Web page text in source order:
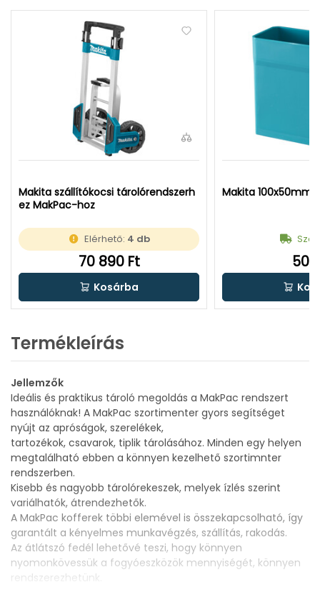
Makita szállítókocsi tárolórendszerh
ez MakPac-hoz
Elérhető: 4 db
70 890 Ft
Kosárba
Makita 100x50mm
Termékleírás
Jellemzők
Ideális és praktikus tároló megoldás a MakPac rendszert
használóknak! A MakPac szortimenter gyors segítséget
nyújt az apróságok, szerelékek,
tartozékok, csavarok, tiplik tárolásához. Minden egy helyen
megtalálható ebben a könnyen kezelhető szortimnter
rendszerben.
Kisebb és nagyobb tárolórekeszek, melyek ízlés szerint
variálhatók, átrendezhetők.
A MakPac kofferek többi elemével is összekapcsolható, így
garantált a kényelmes munkavégzés, szállítás, rakodás.
Az átlátszó fedél lehetővé teszi, hogy könnyen
nyomonkövessük a fogyóeszközök mennyiségét, könnyen
rendszerezhetünk.